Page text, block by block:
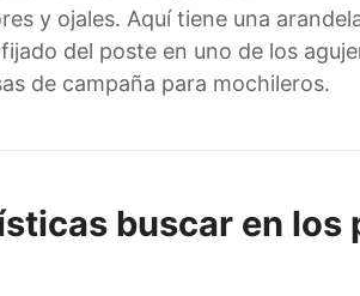
y ojales. Aquí tiene una
del poste en uno de los
de campaña para mochileros.
buscar en los